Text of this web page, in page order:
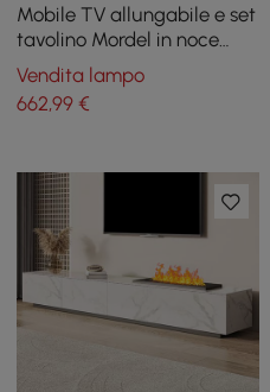
Mobile TV allungabile e set
tavolino Mordel in noce
lucido
Vendita lampo
662,99 €